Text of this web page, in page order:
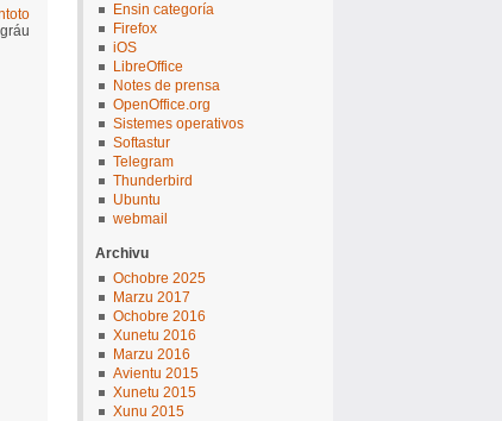
Ensin categoría
Firefox
iOS
LibreOffice
Notes de prensa
OpenOffice.org
Sistemes operativos
Softastur
Telegram
Thunderbird
Ubuntu
webmail
Archivu
Ochobre 2025
Marzu 2017
Ochobre 2016
Xunetu 2016
Marzu 2016
Avientu 2015
Xunetu 2015
Xunu 2015